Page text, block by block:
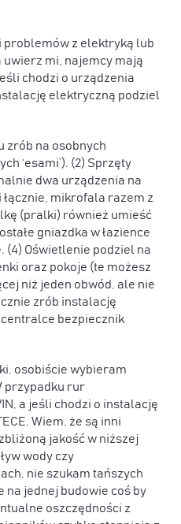
problemów z elektryką lub
mi, najemcy mają
chodzi o urządzenia
elektryczną podziel
zrób na osobnych
‘esami’). (2) Sprzęty
dwa urządzenia na
mikrofala razem z
(pralki) również umieść
gniazdka w łazience
(4) Oświetlenie podziel na
oraz pokoje (te możesz
niż jeden obwód, ale nie
zrób instalację
bezpiecznik
osobiście wybieram
przypadku rur
a jeśli chodzi o instalację
Wiem, że są inni
jakość w niższej
wody czy
nie szukam tańszych
na jednej budowie coś by
oszczędności z